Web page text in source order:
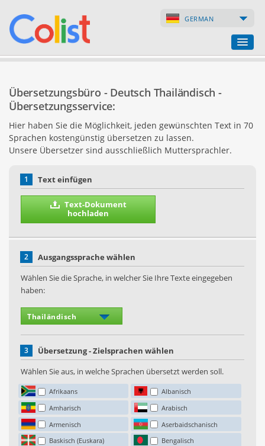
GERMAN
Firmenverzeichnis
Webseiten
Internet-Shops
Übersetzungsbüro - Deutsch Thailändisch -
Übersetzungsservice:
Hier haben Sie die Möglichkeit, jeden gewünschten Text in 70
Sprachen kostengünstig übersetzen zu lassen.
Unsere Übersetzer sind ausschließlich Muttersprachler.
1 Text einfügen
Text-Dokument
hochladen
2
Ausgangssprache wählen
Wählen Sie die Sprache, in welcher Sie Ihre Texte eingegeben
haben:
3
Übersetzung - Zielsprachen wählen
Wählen Sie aus, in welche Sprachen übersetzt werden soll.
Afrikaans
Albanisch
Amharisch
Arabisch
Armenisch
Aserbaidschanisch
Baskisch (Euskara)
Bengalisch